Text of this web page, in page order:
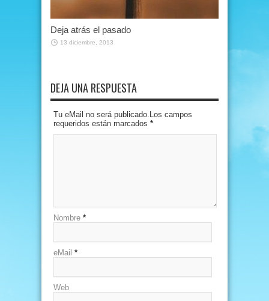
Deja atrás el pasado
13 diciembre, 2013
DEJA UNA RESPUESTA
Tu eMail no será publicado.Los campos
requeridos están marcados *
Nombre *
eMail *
Web